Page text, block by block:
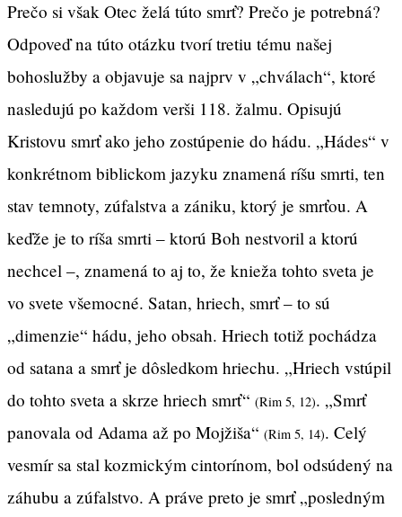
Prečo si však Otec želá túto smrť? Prečo je potrebná?
Odpoveď na túto otázku tvorí tretiu tému našej
bohoslužby a objavuje sa najprv v „chválach“, ktoré
nasledujú po každom verši 118. žalmu. Opisujú
Kristovu smrť ako jeho zostúpenie do hádu. „Hádes“ v
konkrétnom biblickom jazyku znamená ríšu smrti, ten
stav temnoty, zúfalstva a zániku, ktorý je smrťou. A
keďže je to ríša smrti – ktorú Boh nestvoril a ktorú
nechcel –, znamená to aj to, že knieža tohto sveta je
vo svete všemocné. Satan, hriech, smrť – to sú
„dimenzie“ hádu, jeho obsah. Hriech totiž pochádza
od satana a smrť je dôsledkom hriechu. „Hriech vstúpil
do tohto sveta a skrze hriech smrť“ (Rim 5, 12). „Smrť
panovala od Adama až po Mojžiša“ (Rim 5, 14). Celý
vesmír sa stal kozmickým cintorínom, bol odsúdený na
záhubu a zúfalstvo. A práve preto je smrť „posledným